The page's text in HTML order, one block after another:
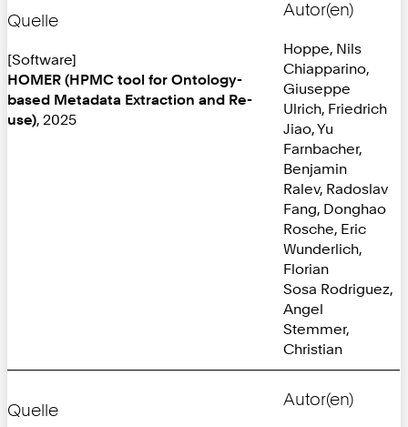
Quelle
[Software]
HOMER (HPMC tool for Ontology-
based Metadata Extraction and Re-
use), 2025
Autor(en)
Hoppe, Nils
Chiapparino,
Giuseppe
Ulrich, Friedrich
Jiao, Yu
Farnbacher,
Benjamin
Ralev, Radoslav
Fang, Donghao
Rosche, Eric
Wunderlich,
Florian
Sosa Rodriguez,
Angel
Stemmer,
Christian
Quelle
Autor(en)